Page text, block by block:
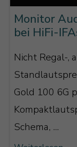
Monitor
bei HiFi-
Nicht Regal-,
Gold 100 6G
Schema, ...